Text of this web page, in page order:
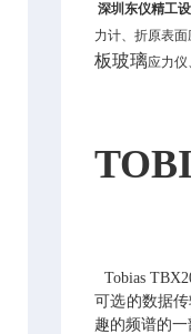
深圳东仪精工
力计、折原表
板玻璃应力仪
Tobias
可选的数据
趣的频谱的一